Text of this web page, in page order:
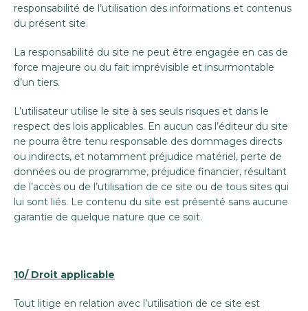
responsabilité de l’utilisation des informations et contenus
du présent site.
La responsabilité du site ne peut être engagée en cas de
force majeure ou du fait imprévisible et insurmontable
d’un tiers.
L’utilisateur utilise le site à ses seuls risques et dans le
respect des lois applicables. En aucun cas l’éditeur du site
ne pourra être tenu responsable des dommages directs
ou indirects, et notamment préjudice matériel, perte de
données ou de programme, préjudice financier, résultant
de l’accès ou de l’utilisation de ce site ou de tous sites qui
lui sont liés. Le contenu du site est présenté sans aucune
garantie de quelque nature que ce soit.
10/ Droit applicable
Tout litige en relation avec l’utilisation de ce site est